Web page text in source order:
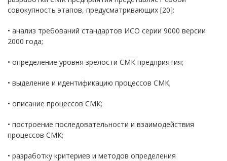
совокупность этапов, предусматривающих [20]:
• анализ требований стандартов ИСО серии 9000 версии
2000 года;
• определение уровня зрелости СМК предприятия;
• выделение и идентификацию процессов СМК;
• описание процессов СМК;
• построение последовательности и взаимодействия
процессов СМК;
• разработку критериев и методов определения